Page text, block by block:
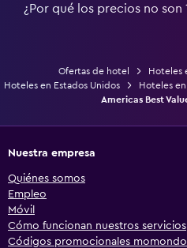
¿Por qué los precios no son
Ofertas de hotel
Hoteles
Hoteles en Estados Unidos
Hoteles en
Americas Best
Nuestra empresa
Quiénes somos
Empleo
Móvil
Cómo funcionan nuestros servicios
Códigos promocionales momondo